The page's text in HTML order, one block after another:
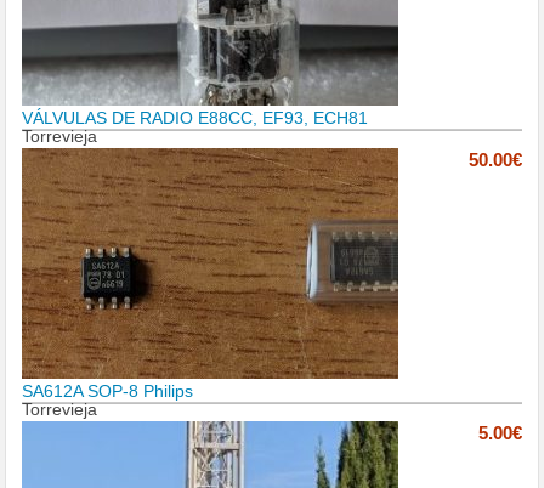
VÁLVULAS DE RADIO E88CC, EF93, ECH81
Torrevieja
50.00€
SA612A SOP-8 Philips
Torrevieja
5.00€